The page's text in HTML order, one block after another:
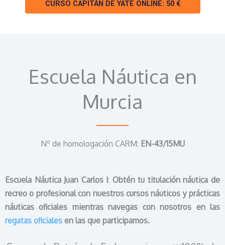
CURSO CAPITÁN DE YATE ONLINE: 50 €
Escuela Náutica en
Murcia
Nº de homologación CARM: EN-43/15MU
Escuela Náutica Juan Carlos I: Obtén tu titulación náutica de
recreo o profesional con nuestros cursos náuticos y prácticas
náuticas oficiales mientras navegas con nosotros en las
regatas oficiales en las que participamos.